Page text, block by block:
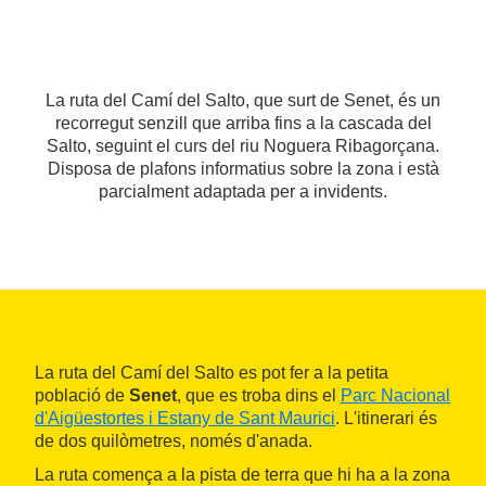
La ruta del Camí del Salto, que surt de Senet, és un
recorregut senzill que arriba fins a la cascada del
Salto, seguint el curs del riu Noguera Ribagorçana.
Disposa de plafons informatius sobre la zona i està
parcialment adaptada per a invidents.
La ruta del Camí del Salto es pot fer a la petita
població de Senet, que es troba dins el Parc Nacional
d'Aigüestortes i Estany de Sant Maurici. L'itinerari és
de dos quilòmetres, només d'anada.
La ruta comença a la pista de terra que hi ha a la zona